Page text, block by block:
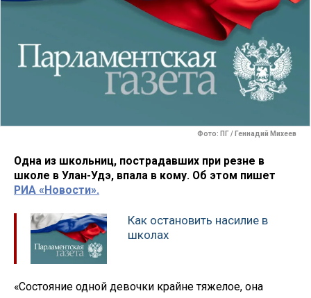
Фото: ПГ / Геннадий Михеев
Одна из школьниц, пострадавших при резне в
школе в Улан-Удэ, впала в кому. Об этом пишет
РИА «Новости».
Как остановить насилие в
школах
«Состояние одной девочки крайне тяжелое, она